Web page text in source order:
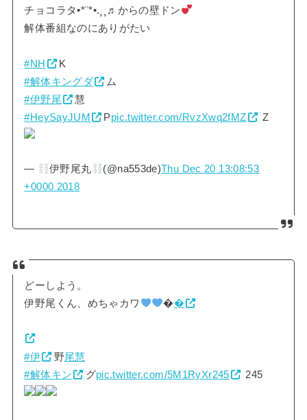
チョコラタ•*¨*•.¸¸♬からの壁ドン
解体番組なのにありがたい
#NH
K
#解体キングダ
ム
#伊野尾
慧
#HeySayJUM
Ppic.twitter.com/RvzXwq2fMZ Z
— 伊野尾丸 (@na553de)Thu Dec 20 13:08:53
+0000 2018
どーしよう。
伊野尾くん、めちゃカワ
��
#伊 野尾慧
#解体キン
グpic.twitter.com/5M1RyXr245 245